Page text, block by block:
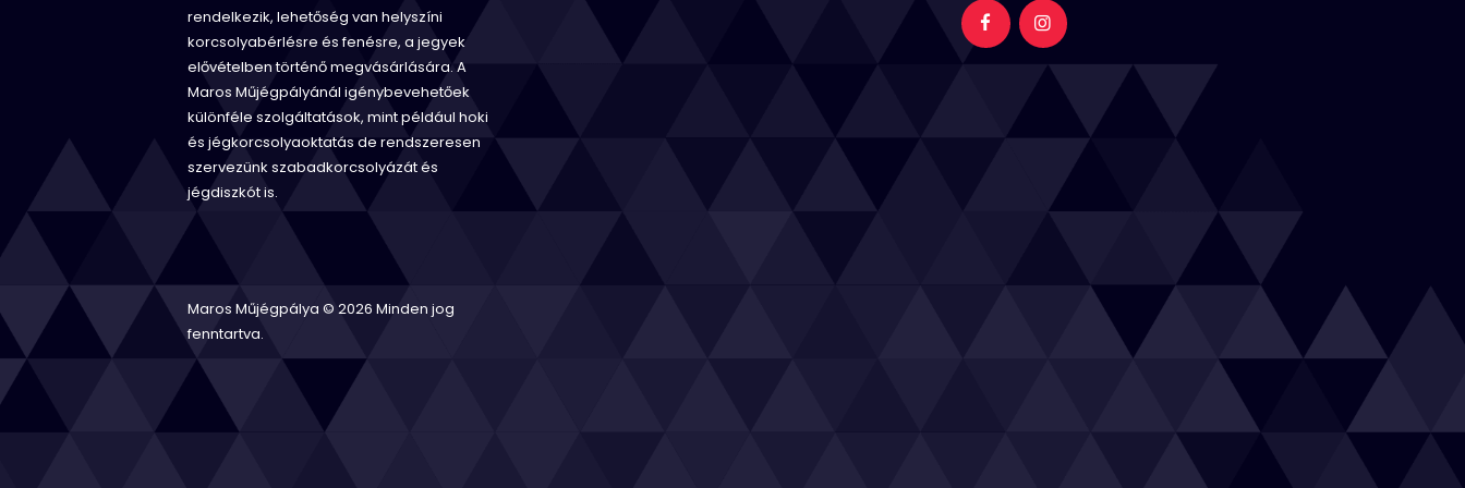
rendelkezik, lehetőség van helyszíni
korcsolyabérlésre és fenésre, a jegyek
elővételben történő megvásárlására. A
Maros Műjégpályánál igénybevehetőek
különféle szolgáltatások, mint például hoki
és jégkorcsolyaoktatás de rendszeresen
szervezünk szabadkorcsolyázát és
jégdiszkót is.
Maros Műjégpálya © 2026 Minden jog
fenntartva.